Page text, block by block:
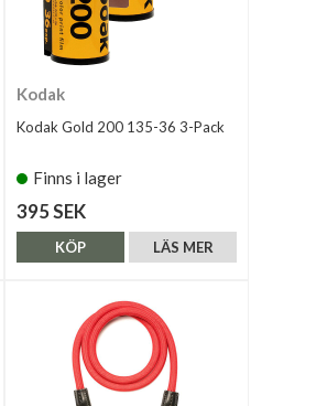
Kodak
Kodak Gold 200 135-36 3-Pack
Finns i lager
395 SEK
LÄS MER
KÖP